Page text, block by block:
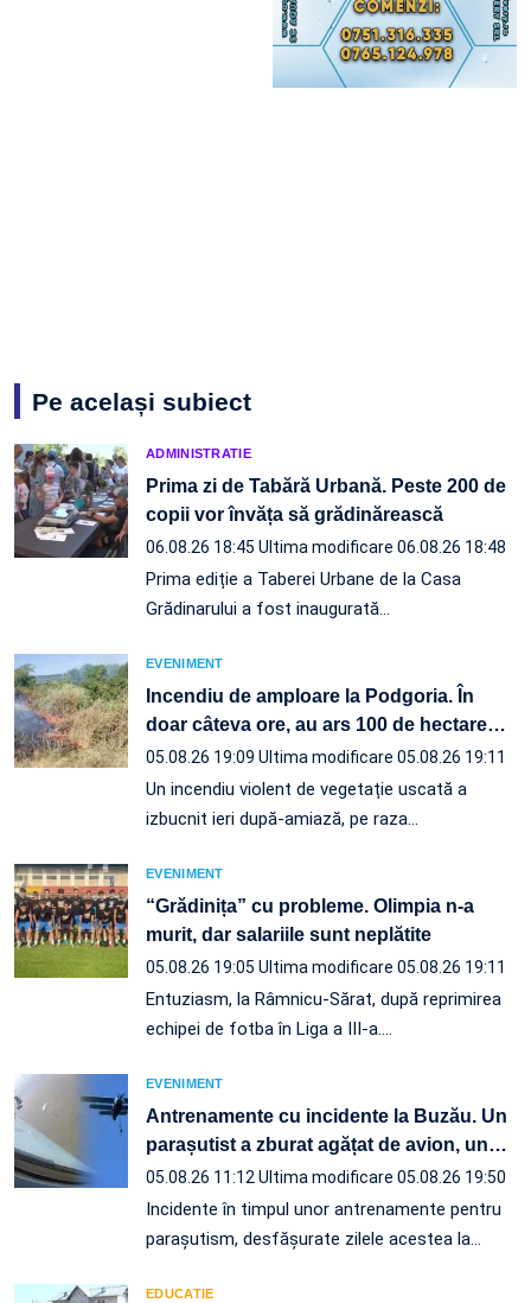
Pe același subiect
ADMINISTRATIE
Prima zi de Tabără Urbană. Peste 200 de
copii vor învăța să grădinărească
06.08.26 18:45 Ultima modificare 06.08.26 18:48
Prima ediție a Taberei Urbane de la Casa
Grădinarului a fost inaugurată…
EVENIMENT
Incendiu de amploare la Podgoria. În
doar câteva ore, au ars 100 de hectare…
05.08.26 19:09 Ultima modificare 05.08.26 19:11
Un incendiu violent de vegetație uscată a
izbucnit ieri după-amiază, pe raza…
EVENIMENT
“Grădinița” cu probleme. Olimpia n-a
murit, dar salariile sunt neplătite
05.08.26 19:05 Ultima modificare 05.08.26 19:11
Entuziasm, la Râmnicu-Sărat, după reprimirea
echipei de fotba în Liga a III-a.…
EVENIMENT
Antrenamente cu incidente la Buzău. Un
parașutist a zburat agățat de avion, un…
05.08.26 11:12 Ultima modificare 05.08.26 19:50
Incidente în timpul unor antrenamente pentru
parașutism, desfășurate zilele acestea la…
EDUCATIE